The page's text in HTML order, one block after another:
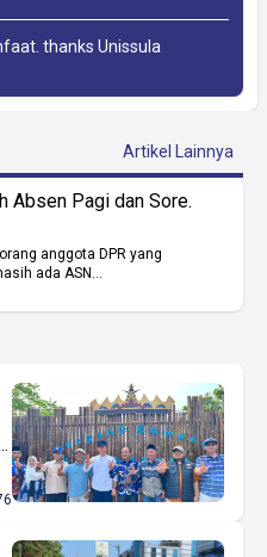
thanks Unissula
Artikel Lainnya
Absen Pagi dan Sore.
anggota DPR yang
ada ASN...